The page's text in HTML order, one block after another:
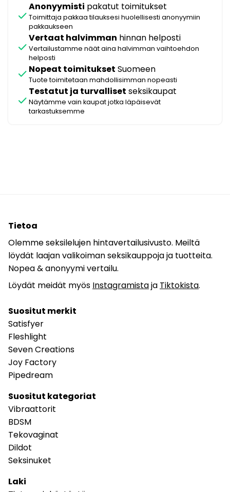
check
Anonyymisti pakatut toimitukset
Toimittaja pakkaa tilauksesi huolellisesti anonyymiin
pakkaukseen
check
Vertaat halvimman hinnan helposti
Vertailustamme näät aina halvimman vaihtoehdon
helposti
check Nopeat toimitukset Suomeen
Tuote toimitetaan mahdollisimman nopeasti
check
Testatut ja turvalliset seksikaupat
Näytämme vain kaupat jotka läpäisevät
tarkastuksemme
Tietoa
Olemme seksilelujen hintavertailusivusto. Meiltä
löydät laajan valikoiman seksikauppoja ja tuotteita.
Nopea & anonyymi vertailu.
Löydät meidät myös Instagramistaja Tiktokista.
Suositut merkit
Satisfyer
Fleshlight
Seven Creations
Joy Factory
Pipedream
Suositut kategoriat
Vibraattorit
BDSM
Tekovaginat
Dildot
Seksinuket
Laki